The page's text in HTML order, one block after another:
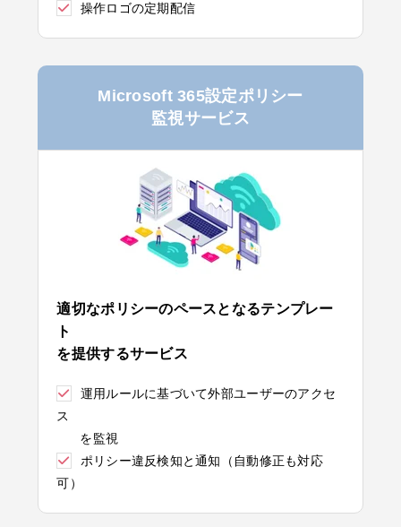
操作ロゴの定期配信
Microsoft 365設定ポリシー
監視サービス
適切なポリシーのペースとなるテンプレー
ト
を提供するサービス
運用ルールに基づいて外部ユーザーのアクセ
ス
を監視
ポリシー違反検知と通知（自動修正も対応
可）